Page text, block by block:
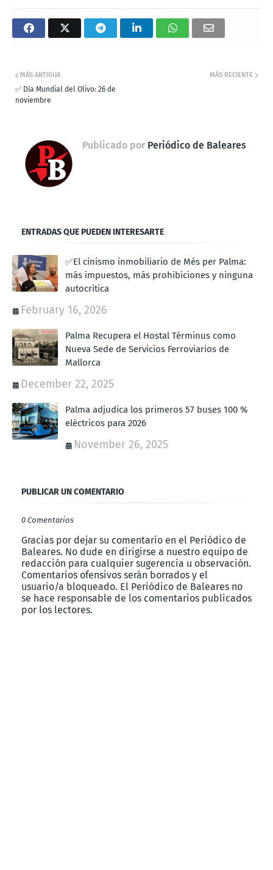
MÁS RECIENTE
MÁS ANTIGUA
✅ Día Mundial del Olivo: 26 de
noviembre
Publicado por Periódico de Baleares
ENTRADAS QUE PUEDEN INTERESARTE
✅El cinismo inmobiliario de Més per Palma:
más impuestos, más prohibiciones y ninguna
autocrítica
February 16, 2026
Palma Recupera el Hostal Términus como
Nueva Sede de Servicios Ferroviarios de
Mallorca
December 22, 2025
Palma adjudica los primeros 57 buses 100 %
eléctricos para 2026
November 26, 2025
PUBLICAR UN COMENTARIO
0 Comentarios
Gracias por dejar su comentario en el Periódico de
Baleares. No dude en dirigirse a nuestro equipo de
redacción para cualquier sugerencia u observación.
Comentarios ofensivos serán borrados y el
usuario/a bloqueado. El Periódico de Baleares no
se hace responsable de los comentarios publicados
por los lectores.